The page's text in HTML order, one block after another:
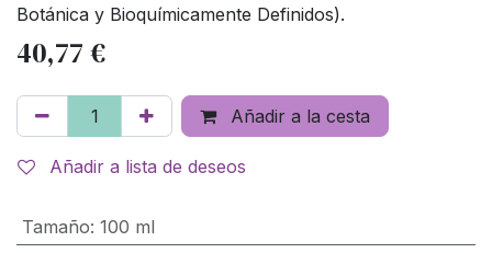
Botánica y Bioquímicamente Definidos).
40,77 €
Añadir a la cesta
Añadir a lista de deseos
Tamaño: 100 ml